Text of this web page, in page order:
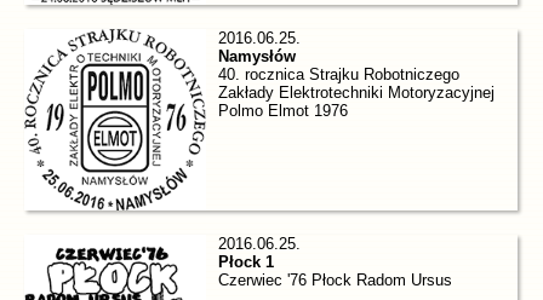
2016.06.25.
Namysłów
40. rocznica Strajku Robotniczego
Zakłady Elektrotechniki Motoryzacyjnej
Polmo Elmot 1976
2016.06.25.
Płock 1
Czerwiec '76 Płock Radom Ursus